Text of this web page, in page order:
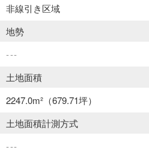
非線引き区域
地勢
---
土地面積
2247.0m² （679.71坪）
土地面積計測方式
---